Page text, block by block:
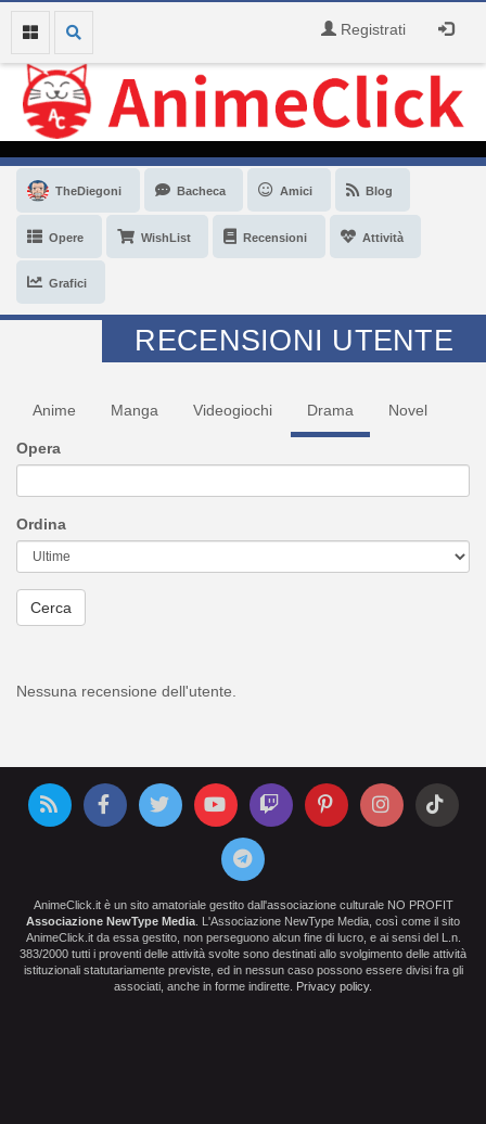
Registrati
TheDiegoni Bacheca Amici Blog
Opere WishList Recensioni Attività
Grafici
RECENSIONI UTENTE
Anime Manga Videogiochi Drama Novel
Opera
Ordina
Cerca
Nessuna recensione dell'utente.
AnimeClick.it è un sito amatoriale gestito dall'associazione culturale NO PROFIT
Associazione NewType Media . L'Associazione NewType Media, così come il sito
AnimeClick.it da essa gestito, non perseguono alcun fine di lucro, e ai sensi del L.n.
383/2000 tutti i proventi delle attività svolte sono destinati allo svolgimento delle attività
istituzionali statutariamente previste, ed in nessun caso possono essere divisi fra gli
associati, anche in forme indirette. Privacy policy.